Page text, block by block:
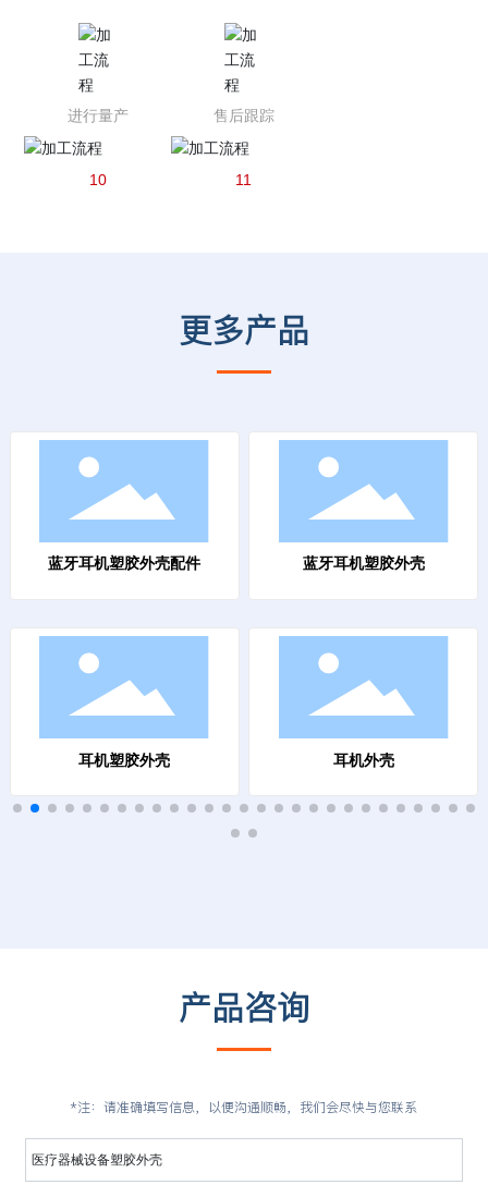
进行量产
10
售后跟踪
11
更多产品
牙耳机塑胶外壳配件
+
蓝牙耳机塑胶外壳
+
耳机塑胶外壳 耳机外壳
产品咨询
*注：请准确填写信息，以便沟通顺畅，我们会尽快与您联系
医疗器械设备塑胶外壳